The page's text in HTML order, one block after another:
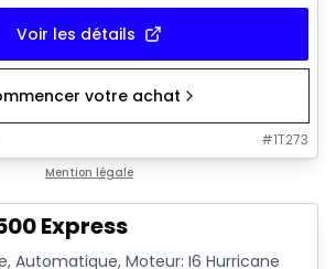
Voir les détails
votre achat
#1T273
Mention légale
Express
Automatique, Moteur: I6 Hurricane